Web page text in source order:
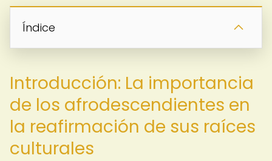
Índice
Introducción: La importancia
de los afrodescendientes en
la reafirmación de sus raíces
culturales